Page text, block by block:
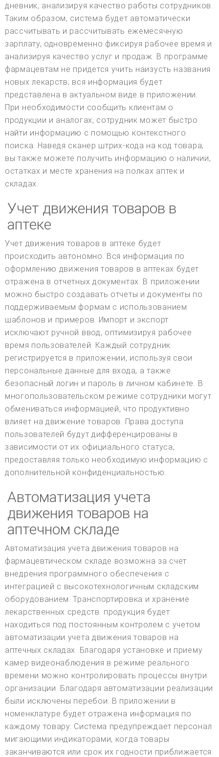
дневник, анализируя качество работы сотрудников.
Таким образом, система будет автоматически
рассчитывать и рассчитывать ежемесячную
зарплату, одновременно фиксируя рабочее время и
анализируя качество услуг и продаж. В программе
фармацевтам не придется учить наизусть названия
новых лекарств; вся информация будет
представлена в актуальном виде в приложении.
При необходимости сообщить клиентам о
продукции и аналогах, сотрудник может быстро
найти информацию с помощью контекстного
поиска. Наведя сканер штрих-кода на код товара,
вы также можете получить информацию о наличии,
остатках и месте хранения на полках аптек и
складах.
Учет движения товаров в
аптеке
Учет движения товаров в аптеке будет
происходить автономно. Вся информация по
оформлению движения товаров в аптеках будет
отражена в отчетных документах. В приложении
можно быстро создавать отчеты и документы по
поддерживаемым формам с использованием
шаблонов и примеров. Импорт и экспорт
исключают ручной ввод, оптимизируя рабочее
время пользователей. Каждый сотрудник
регистрируется в приложении, используя свои
персональные данные для входа, а также
безопасный логин и пароль в личном кабинете. В
многопользовательском режиме сотрудники могут
обмениваться информацией, что продуктивно
влияет на движение товаров. Права доступа
пользователей будут дифференцированы в
зависимости от их официального статуса,
предоставляя только необходимую информацию с
дополнительной конфиденциальностью.
Автоматизация учета
движения товаров на
аптечном складе
Автоматизация учета движения товаров на
фармацевтическом складе возможна за счет
внедрения программного обеспечения с
интеграцией с высокотехнологичным складским
оборудованием. Транспортировка и хранение
лекарственных средств. продукция будет
находиться под постоянным контролем с учетом
автоматизации учета движения товаров на
аптечных складах. Благодаря установке и приему
камер видеонаблюдения в режиме реального
времени можно контролировать процессы внутри
организации. Благодаря автоматизации реализации
были исключены перебои. В приложении в
номенклатуре будет отражена информация по
каждому товару. Система предупреждает персонал
мигающими индикаторами, когда товары
заканчиваются или срок их годности приближается.